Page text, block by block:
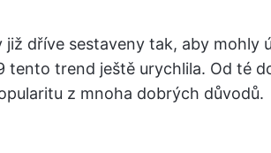
dříve sestaveny tak, aby mohly
tento trend ještě urychlila. Od té
z mnoha dobrých důvodů.